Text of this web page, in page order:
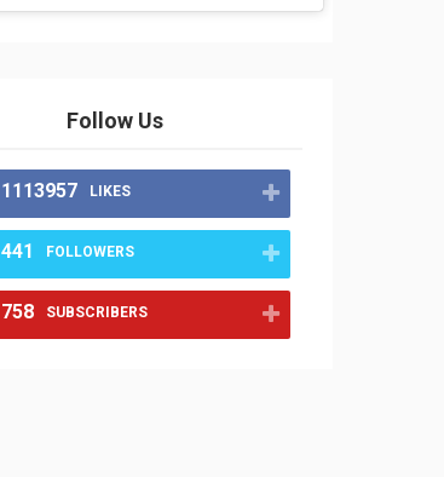
Follow Us
1113957 LIKES
441 FOLLOWERS
758 SUBSCRIBERS